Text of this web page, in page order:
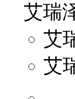
艾瑞
艾
艾